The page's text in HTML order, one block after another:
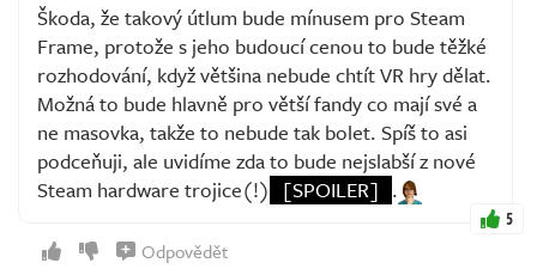
Škoda, že takový útlum bude mínusem pro Steam
Frame, protože s jeho budoucí cenou to bude těžké
rozhodování, když většina nebude chtít VR hry dělat.
Možná to bude hlavně pro větší fandy co mají své a
ne masovka, takže to nebude tak bolet. Spíš to asi
podceňuji, ale uvidíme zda to bude nejslabší z nové
Steam hardware trojice(!) [SPOILER] .
5
Odpovědět